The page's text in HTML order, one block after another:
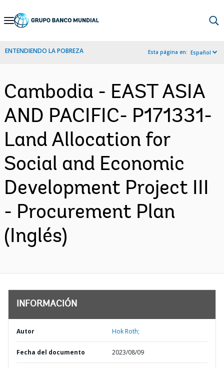
Skip
Navigation
ENTENDIENDO LA POBREZA Esta página en: Español
Cambodia - EAST ASIA
AND PACIFIC- P171331-
Land Allocation for
Social and Economic
Development Project III
- Procurement Plan
(Inglés)
INFORMACIÓN
Autor Hok Roth;
Fecha del documento 2023/08/09